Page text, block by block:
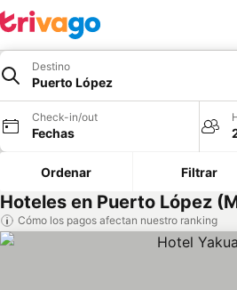
Destino
Puerto López
Check-in/out
Fechas
Ordenar Filtrar
Hoteles en Puerto López
Cómo los pagos afectan nuestro ranking